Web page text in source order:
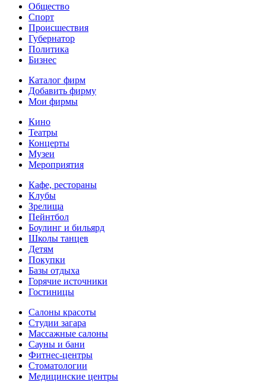
Общество
Спорт
Происшествия
Губернатор
Политика
Бизнес
Каталог фирм
Добавить фирму
Мои фирмы
Кино
Театры
Концерты
Музеи
Мероприятия
Кафе, рестораны
Клубы
Зрелища
Пейнтбол
Боулинг и бильярд
Школы танцев
Детям
Покупки
Базы отдыха
Горячие источники
Гостиницы
Салоны красоты
Студии загара
Массажные салоны
Сауны и бани
Фитнес-центры
Стоматологии
Медицинские центры